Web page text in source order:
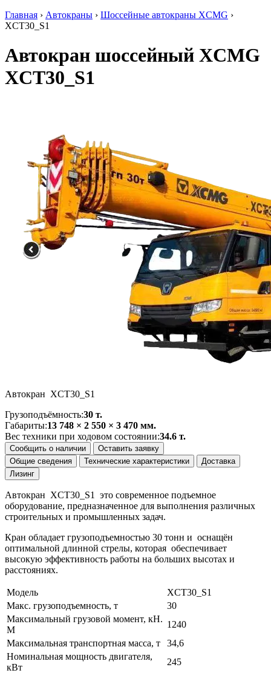
Главная › Автокраны › Шоссейные автокраны XCMG ›
XCT30_S1
Автокран шоссейный XCMG
XCT30_S1
Автокран XCT30_S1
Грузоподъёмность:30 т.
Габариты:13 748 × 2 550 × 3 470 мм.
Вес техники при ходовом состоянии:34.6 т.
Сообщить о наличии
Оставить заявку
Общие сведения
Технические характеристики
Доставка
Лизинг
Автокран XCT30_S1 это современное подъемное
оборудование, предназначенное для выполнения различных
строительных и промышленных задач.
Кран обладает грузоподъемностью 30 тонн и оснащён
оптимальной длинной стрелы, которая обеспечивает
высокую эффективность работы на больших высотах и
расстояниях.
Модель
XCT30_S1
Макс. грузоподъемность, т
30
Максимальный грузовой момент, кН.
М
1240
Максимальная транспортная масса, т
34,6
Номинальная мощность двигателя,
кВт
245